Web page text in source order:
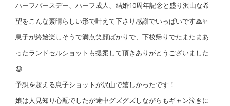
ハーフバースデー、ハーフ成人、結婚10周年記念と盛り沢山な希
望をこんな素晴らしい形で叶えて下さり感謝でいっぱいです🙏✨
息子が終始楽しそうで満点笑顔ばかりで、下校帰りでたまたまあ
ったランドセルショットも提案して頂きありがとうございました
😆
予想を超える息子ショットが沢山で嬉しかったです！
娘は人見知り心配でしたが途中グズグズしながらもギャン泣きに